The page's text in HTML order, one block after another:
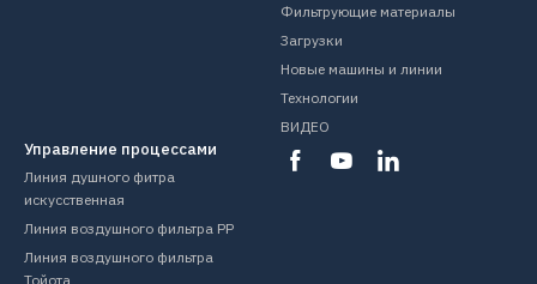
Управление процессами
Линия душного фитра
искусственная
Линия воздушного фильтра PP
Линия воздушного фильтра
Тойота
Фильтрующие материалы
Загрузки
Новые машины и линии
Технологии
ВИДЕО